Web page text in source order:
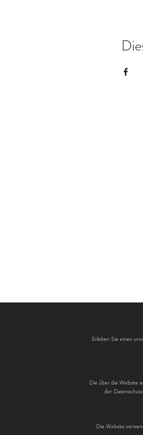
Erleben Sie einen
Die über die Website
der
Die Website